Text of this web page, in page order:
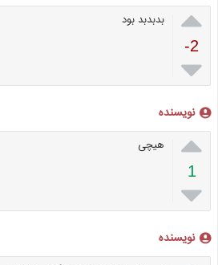

-2

بدبدبد بود
نویسنده

1

هیچی
نویسنده